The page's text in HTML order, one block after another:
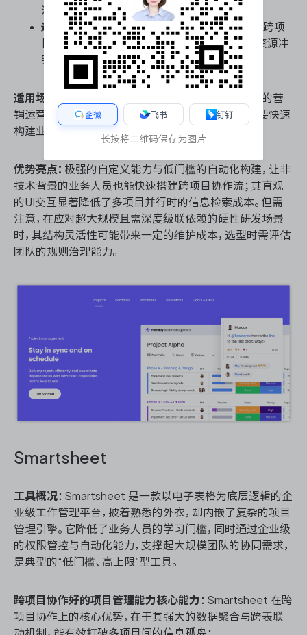
流转的遗漏。
通用资源负载视图：通过时间线与工作量视图，跨项
目统筹团队成员的排期与精力分配，有效识别资源冲
突与瓶颈，为多项目并行提供数据支撑。
适用场景：
高度依赖跨部门信息流转与资源动态调配的营
销运营、敏捷研发及客户项目管理矩阵，尤其适合需要快速
构建业务逻辑且注重数据可视化呈现的协作团队。
优势亮点： 极强的自定义能力与低门槛的自动化构建，让非
技术背景的业务人员也能快速搭建跨项目协作流；其直观
的UI交互显著降低了多项目并行时的信息检索成本。但需
注意，在应对超大规模且需深度级联依赖的硬性研发场景
时，其结构灵活性可能带来一定的维护成本，选型时需评估
团队的规则治理能力。
Smartsheet
工具概况：Smartsheet 是一款以电子表格为底层逻辑的企
业级工作管理平台，披着熟悉的外衣，却内嵌了复杂的项目
管理引擎。它降低了业务人员的学习门槛，同时通过企业级
的权限管控与自动化能力，支撑起大规模团队的协同需求，
是典型的“低门槛、高上限”型工具。
跨项目协作好的项目管理能力核心能力 ：Smartsheet 在跨
项目协作上的核心优势，在于其强大的数据聚合与跨表联
动机制，能有效打破多项目间的信息孤岛：
企微 飞书 钉钉
长按将二维码保存为图片